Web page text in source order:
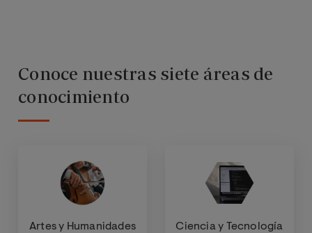
Conoce nuestras siete áreas de
conocimiento
Artes y Humanidades Ciencia y Tecnología